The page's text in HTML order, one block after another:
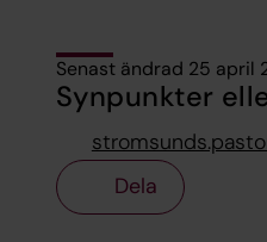
Senast ändrad 25 april
Synpunkter
Dela